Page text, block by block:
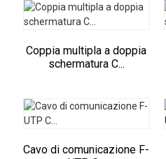
Coppia multipla a doppia
schermatura C...
Cavo di comunicazione F-